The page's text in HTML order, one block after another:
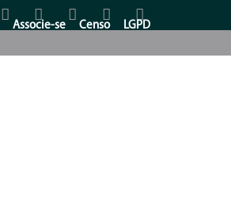
Associe-se Censo LGPD